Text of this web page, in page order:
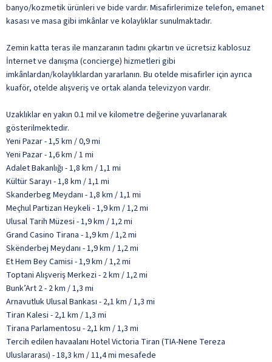
banyo/kozmetik ürünleri ve bide vardır. Misafirlerimize telefon, emanet
kasası ve masa gibi imkânlar ve kolaylıklar sunulmaktadır.
Zemin katta teras ile manzaranın tadını çıkartın ve ücretsiz kablosuz
İnternet ve danışma (concierge) hizmetleri gibi
imkânlardan/kolaylıklardan yararlanın. Bu otelde misafirler için ayrıca
kuaför, otelde alışveriş ve ortak alanda televizyon vardır.
Uzaklıklar en yakın 0.1 mil ve kilometre değerine yuvarlanarak
gösterilmektedir.
Yeni Pazar - 1,5 km / 0,9 mi
Yeni Pazar - 1,6 km / 1 mi
Adalet Bakanlığı - 1,8 km / 1,1 mi
Kültür Sarayı - 1,8 km / 1,1 mi
Skanderbeg Meydanı - 1,8 km / 1,1 mi
Meçhul Partizan Heykeli - 1,9 km / 1,2 mi
Ulusal Tarih Müzesi - 1,9 km / 1,2 mi
Grand Casino Tirana - 1,9 km / 1,2 mi
Skënderbej Meydanı - 1,9 km / 1,2 mi
Et Hem Bey Camisi - 1,9 km / 1,2 mi
Toptani Alışveriş Merkezi - 2 km / 1,2 mi
Bunk’Art 2 - 2 km / 1,3 mi
Arnavutluk Ulusal Bankası - 2,1 km / 1,3 mi
Tiran Kalesi - 2,1 km / 1,3 mi
Tirana Parlamentosu - 2,1 km / 1,3 mi
Tercih edilen havaalanı Hotel Victoria Tiran (TIA-Nene Tereza
Uluslararası) - 18,3 km / 11,4 mi mesafede